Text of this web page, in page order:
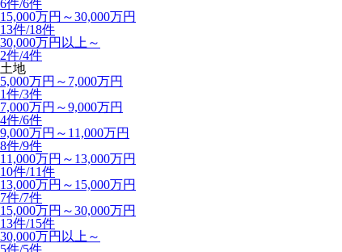
6件/6件
15,000万円～30,000万円
13件/18件
30,000万円以上～
2件/4件
土地
5,000万円～7,000万円
1件/3件
7,000万円～9,000万円
4件/6件
9,000万円～11,000万円
8件/9件
11,000万円～13,000万円
10件/11件
13,000万円～15,000万円
7件/7件
15,000万円～30,000万円
13件/15件
30,000万円以上～
5件/5件